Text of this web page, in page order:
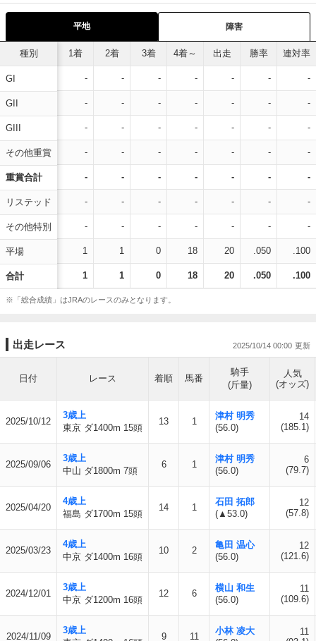
平地 障害
種別
GI
GII
GIII
その他重賞
重賞合計
リステッド
その他特別
平場
合計
1着 2着 3着 4着～ 出走 勝率 連対率
- - - - - - -
- - - - - - -
- - - - - - -
- - - - - - -
- - - - - - -
- - - - - - -
- - - - - - -
1 1 0 18 20 .050 .100
1 1 0 18 20 .050 .100
※「総合成績」はJRAのレースのみとなります。
出走レース 2025/10/14 00:00
日付 レース 着順 馬番
騎手
(斤量)
人気
(オッズ)
2025/10/12
3歳上
東京 ダ1400m 15頭
13 1
津村 明秀
(56.0)
14
(185.1)
2025/09/06
3歳上
中山 ダ1800m 7頭
6 1
津村 明秀
(56.0)
6
(79.7)
2025/04/20
4歳上
福島 ダ1700m 15頭
14 1
石田 拓郎
(▲53.0)
12
(57.8)
2025/03/23
4歳上
中京 ダ1400m 16頭
10 2
亀田 温心
(56.0)
12
(121.6)
2024/12/01
3歳上
中京 ダ1200m 16頭
12 6
横山 和生
(56.0)
11
(109.6)
2024/11/09
3歳上
9 11
小林 凌大
11